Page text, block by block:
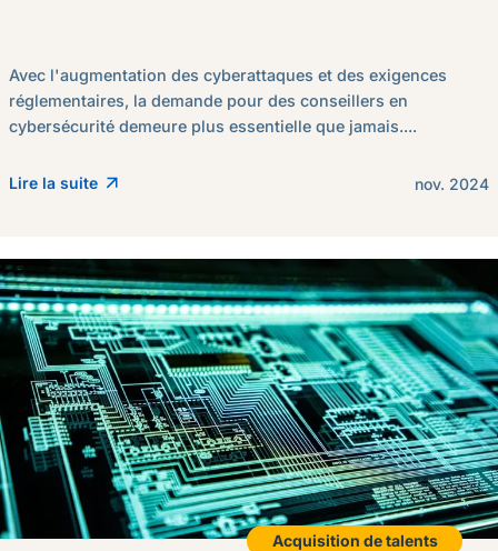
Avec l'augmentation des cyberattaques et des exigences
réglementaires, la demande pour des conseillers en
cybersécurité demeure plus essentielle que jamais....
Lire la suite nov. 2024
Acquisition de talents